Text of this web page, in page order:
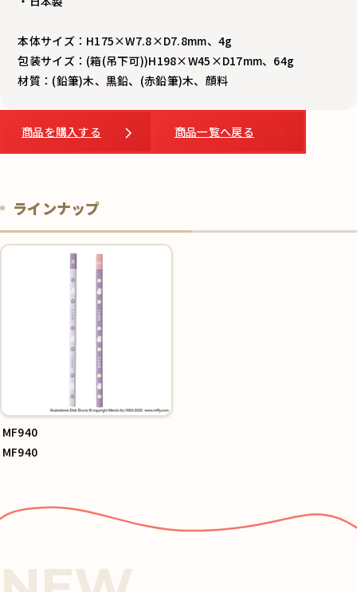
本体サイズ：H175×W7.8×D7.8mm、4g
包装サイズ：(箱(吊下可))H198×W45×D17mm、64g
材質：(鉛筆)木、黒鉛、(赤鉛筆)木、顔料
商品を購入する 商品一覧へ戻る
ラインナップ
MF940
MF940